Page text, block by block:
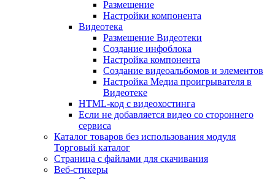
Размещение
Настройки компонента
Видеотека
Размещение Видеотеки
Создание инфоблока
Настройка компонента
Создание видеоальбомов и элементов
Настройка Медиа проигрывателя в
Видеотеке
HTML-код с видеохостинга
Если не добавляется видео со стороннего
сервиса
Каталог товаров без использования модуля
Торговый каталог
Страница с файлами для скачивания
Веб-стикеры